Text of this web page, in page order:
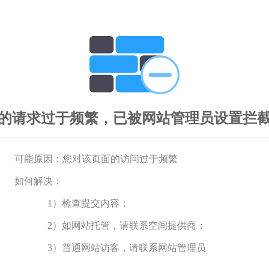
请求过于频繁，已被网站管理员设置拦
可能原因：您对该页面的访问过于频繁
如何解决：
1）检查提交内容；
2）如网站托管，请联系空间提供商；
3）普通网站访客，请联系网站管理员